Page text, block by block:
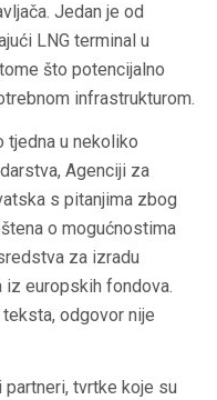
Jedan je od
LNG terminal u
što potencijalno
infrastrukturom.
tjedna u nekoliko
Agenciji za
s pitanjima zbog
o mogućnostima
za izradu
iz europskih fondova.
odgovor nije
partneri, tvrtke koje su